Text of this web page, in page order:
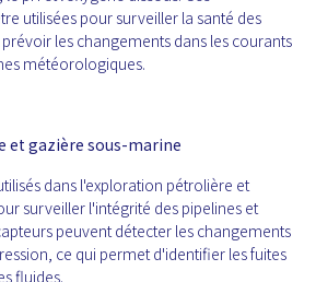
utilisées pour surveiller la santé des
les changements dans les courants
météorologiques.
et gazière sous-marine
dans l'exploration pétrolière et
surveiller l'intégrité des pipelines et
peuvent détecter les changements
ce qui permet d'identifier les fuites
fluides.